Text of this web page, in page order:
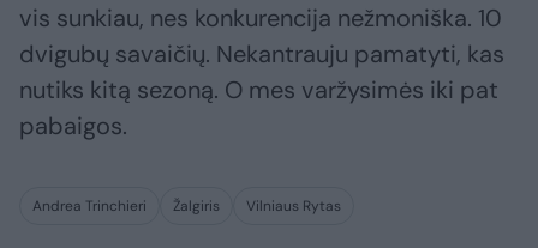
vis sunkiau, nes konkurencija nežmoniška. 10
dvigubų savaičių. Nekantrauju pamatyti, kas
nutiks kitą sezoną. O mes varžysimės iki pat
pabaigos.
Andrea Trinchieri Žalgiris Vilniaus Rytas